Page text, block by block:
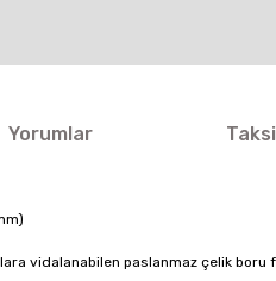
Yorumlar
vidalanabilen paslanmaz çelik boru